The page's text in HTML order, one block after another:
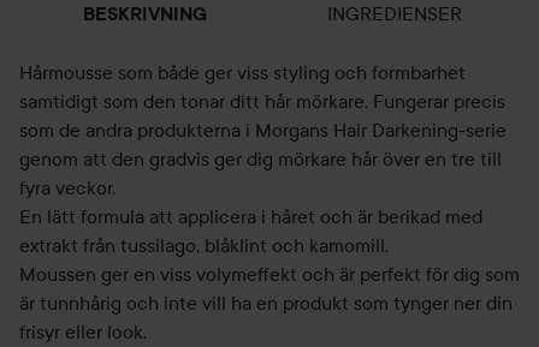
BESKRIVNING INGREDIENSER
Hårmousse som både ger viss styling och formbarhet
samtidigt som den tonar ditt hår mörkare. Fungerar precis
som de andra produkterna i Morgans Hair Darkening-serie
genom att den gradvis ger dig mörkare hår över en tre till
fyra veckor.
En lätt formula att applicera i håret och är berikad med
extrakt från tussilago, blåklint och kamomill.
Moussen ger en viss volymeffekt och är perfekt för dig som
är tunnhårig och inte vill ha en produkt som tynger ner din
frisyr eller look.